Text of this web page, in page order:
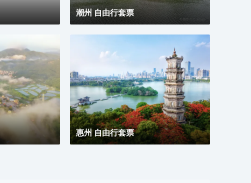
潮州 自由行套票
惠州 自由行套票